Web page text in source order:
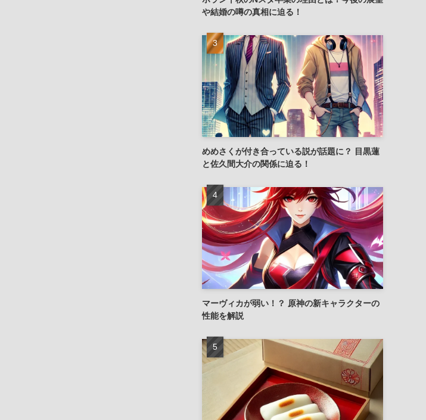
や結婚の噂の真相に迫る！
めめさくが付き合っている説が話題に？ 目黒蓮
と佐久間大介の関係に迫る！
マーヴィカが弱い！？ 原神の新キャラクターの
性能を解説